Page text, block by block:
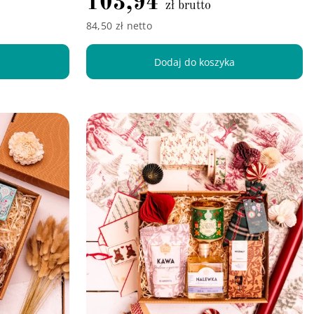
zł brutto
84,50 zł netto
Dodaj do koszyka